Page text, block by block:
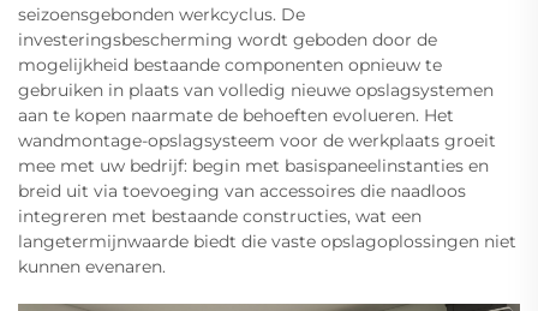
seizoensgebonden werkcyclus. De
investeringsbescherming wordt geboden door de
mogelijkheid bestaande componenten opnieuw te
gebruiken in plaats van volledig nieuwe opslagsystemen
aan te kopen naarmate de behoeften evolueren. Het
wandmontage-opslagsysteem voor de werkplaats groeit
mee met uw bedrijf: begin met basispaneelinstanties en
breid uit via toevoeging van accessoires die naadloos
integreren met bestaande constructies, wat een
langetermijnwaarde biedt die vaste opslagoplossingen niet
kunnen evenaren.